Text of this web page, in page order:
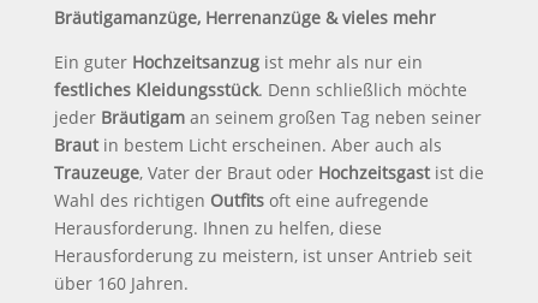
Bräutigamanzüge, Herrenanzüge & vieles mehr
Ein guter Hochzeitsanzugist mehr als nur ein
festliches Kleidungsstück. Denn schließlich möchte
jeder Bräutigaman seinem großen Tag neben seiner
Brautin bestem Licht erscheinen. Aber auch als
Trauzeuge, Vater der Braut oder Hochzeitsgastist die
Wahl des richtigen Outfitsoft eine aufregende
Herausforderung. Ihnen zu helfen, diese
Herausforderung zu meistern, ist unser Antrieb seit
über 160 Jahren.